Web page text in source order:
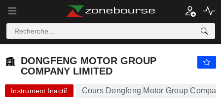
DONGFENG MOTOR GROUP COMPANY LIMITED 58,00 $ -
DONGFENG MOTOR GROUP
COMPANY LIMITED
Instrument Inactif Cours Dongfeng Motor Group